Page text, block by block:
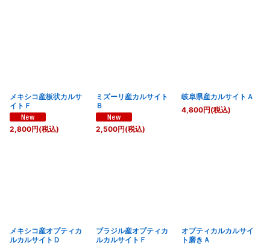
メキシコ産板状カルサ
イトＦ
2,800円(税込)
ミズーリ産カルサイト
Ｂ
2,500円(税込)
岐阜県産カルサイトＡ
4,800円(税込)
メキシコ産オプティカ
ルカルサイトＤ
ブラジル産オプティカ
ルカルサイトＦ
オプティカルカルサイ
ト磨きＡ